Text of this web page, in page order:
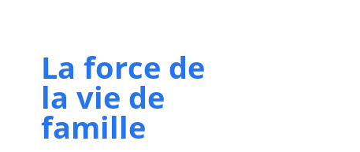
La force de
la vie de
famille